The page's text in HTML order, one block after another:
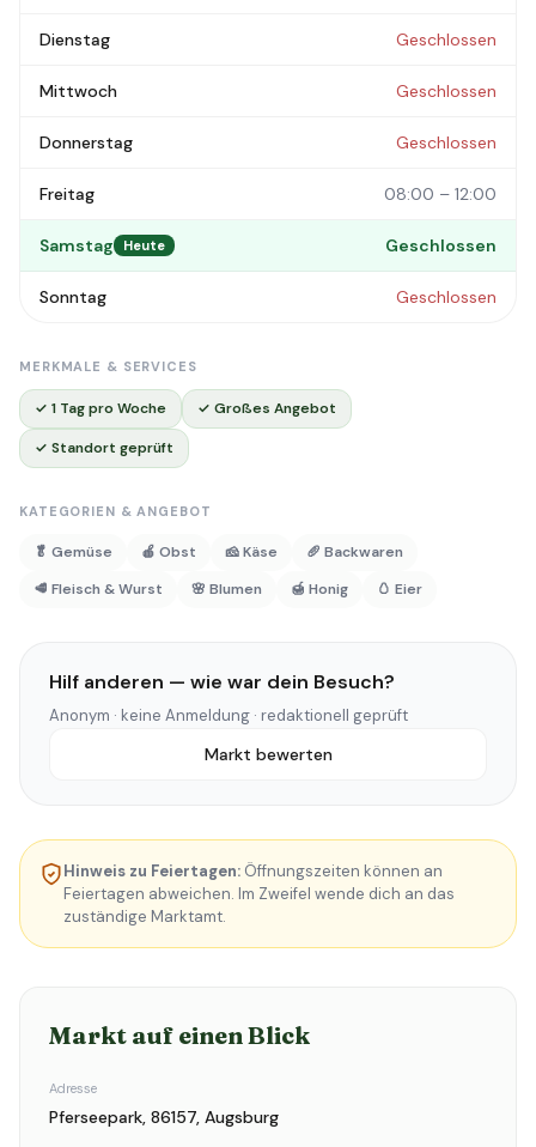
Dienstag Geschlossen
Mittwoch Geschlossen
Donnerstag Geschlossen
Freitag 08:00 – 12:00
Samstag Heute Geschlossen
Sonntag Geschlossen
MERKMALE & SERVICES
✓ 1 Tag pro Woche ✓ Großes Angebot
✓ Standort geprüft
KATEGORIEN & ANGEBOT
🥬 Gemüse 🍎 Obst 🧀 Käse
🥖 Backwaren
🥩 Fleisch & Wurst
🌸 Blumen 🍯 Honig 🥚 Eier
Hilf anderen — wie war dein Besuch?
Anonym · keine Anmeldung · redaktionell geprüft
Markt bewerten
Hinweis zu Feiertagen: Öffnungszeiten können an
Feiertagen abweichen. Im Zweifel wende dich an das
zuständige Marktamt.
Markt auf einen Blick
Adresse
Pferseepark, 86157, Augsburg